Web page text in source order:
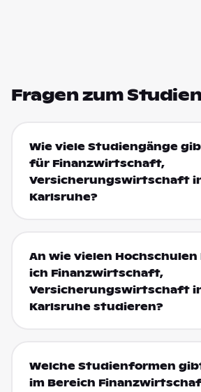
Fragen zum
Wie viele Studiengänge
für Finanzwirtschaft,
Versicherungswirtschaft
Karlsruhe?
An wie vielen Hochschulen
ich Finanzwirtschaft,
Versicherungswirtschaft
Karlsruhe studieren?
Welche Studienformen
im Bereich